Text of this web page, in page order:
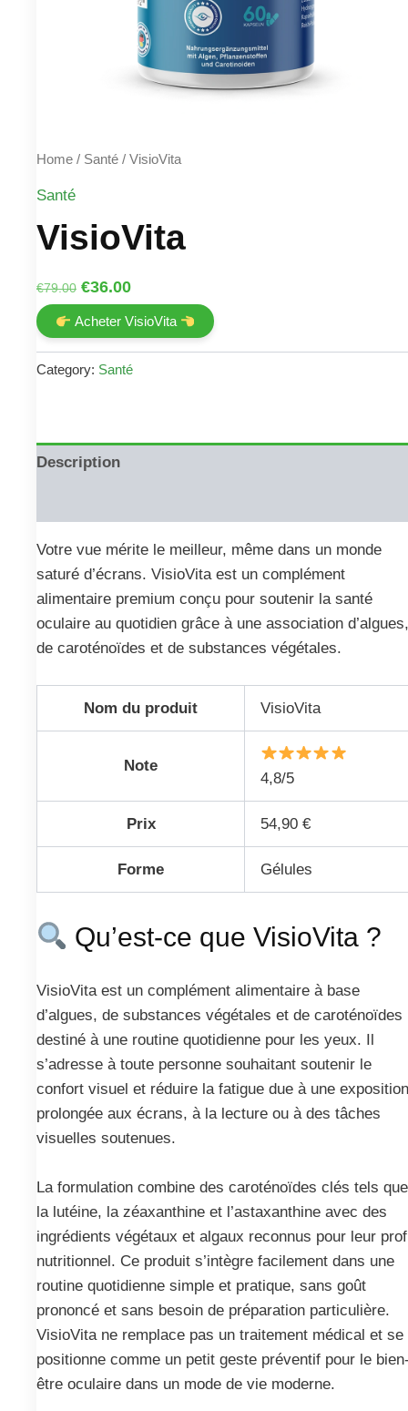
Home / Santé / VisioVita
Santé
VisioVita
€79.00 Original
price
was:
€79.00.
€36.00Current
price
is:
€36.00.
Acheter VisioVita
Category: Santé
Description
Votre vue mérite le meilleur, même dans un monde
saturé d’écrans. VisioVita est un complément
alimentaire premium conçu pour soutenir la santé
oculaire au quotidien grâce à une association d’algues,
de caroténoïdes et de substances végétales.
Nom du produit VisioVita
Note
4,8/5
Prix 54,90 €
Forme Gélules
Qu’est-ce que VisioVita ?
VisioVita est un complément alimentaire à base
d’algues, de substances végétales et de caroténoïdes
destiné à une routine quotidienne pour les yeux. Il
s’adresse à toute personne souhaitant soutenir le
confort visuel et réduire la fatigue due à une exposition
prolongée aux écrans, à la lecture ou à des tâches
visuelles soutenues.
La formulation combine des caroténoïdes clés tels que
la lutéine, la zéaxanthine et l’astaxanthine avec des
ingrédients végétaux et algaux reconnus pour leur
nutritionnel. Ce produit s’intègre facilement dans une
routine quotidienne simple et pratique, sans goût
prononcé et sans besoin de préparation particulière.
VisioVita ne remplace pas un traitement médical et se
positionne comme un petit geste préventif pour le
être oculaire dans un mode de vie moderne.